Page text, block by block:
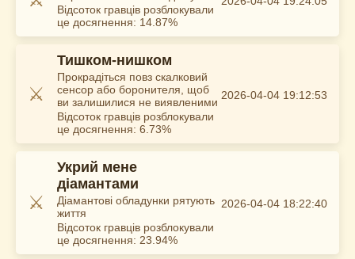
Відсоток гравців розблокували
це досягнення: 14.87%
⚔️
Тишком-нишком
Прокрадіться повз скалковий
сенсор або боронителя, щоб
ви залишилися не виявленими
Відсоток гравців розблокували
це досягнення: 6.73%
2026-04-04 19:12:53
⚔️
Укрий мене
діамантами
Діамантові обладунки рятують
життя
Відсоток гравців розблокували
це досягнення: 23.94%
2026-04-04 18:22:40